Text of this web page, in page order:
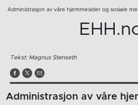
Administrasjon av våre hjemmesider og sosiale
Tekst: Magnus Stenseth
Administrasjon av våre